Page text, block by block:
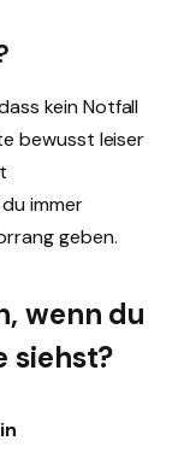
kein Notfall
bewusst leiser
immer
geben.
wenn du
siehst?